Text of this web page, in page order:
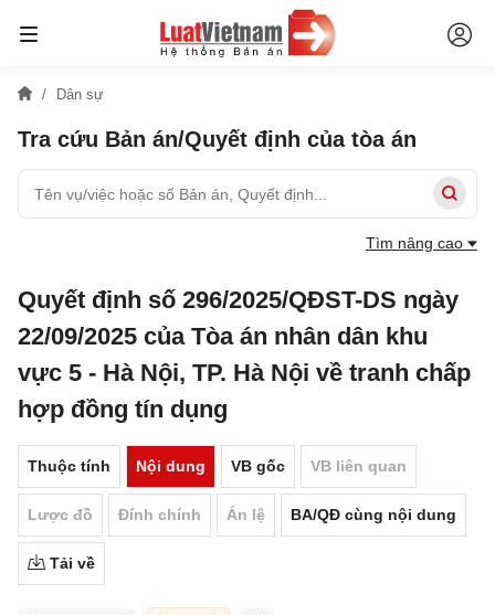
Dân sự
Tra cứu Bản án/Quyết định của tòa án
Tìm nâng cao
Quyết định số 296/2025/QĐST-DS ngày
22/09/2025 của Tòa án nhân dân khu
vực 5 - Hà Nội, TP. Hà Nội về tranh chấp
hợp đồng tín dụng
Thuộc tính Nội dung VB gốc VB liên quan
Lược đồ Đính chính Án lệ BA/QĐ cùng nội dung
Tải về